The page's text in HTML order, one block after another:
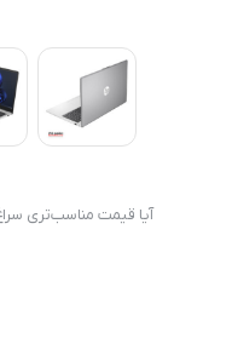
آیا قیمت مناسب‌تری